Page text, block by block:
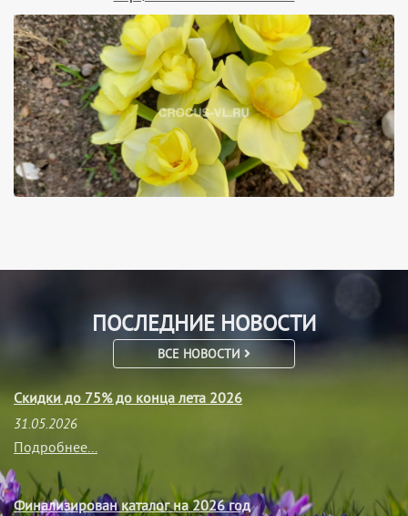
ПОСЛЕДНИЕ НОВОСТИ
ВСЕ НОВОСТИ
Скидки до 75% до конца лета 2026
31.05.2026
Подробнее...
Финализирован каталог на 2026 год